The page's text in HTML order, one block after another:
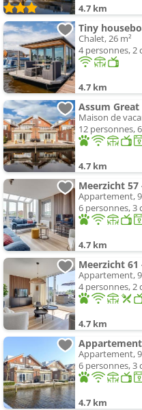
4.7 km
Tiny
Chalet, 26 m²
4 personnes, 2
4.7 km
Assum Great
Maison de
12 personnes,
4.7 km
Appartement,
6 personnes, 3
4.7 km
Meerzicht
Appartement,
4 personnes, 2
4.7 km
Appartement,
6 personnes, 3
4.7 km